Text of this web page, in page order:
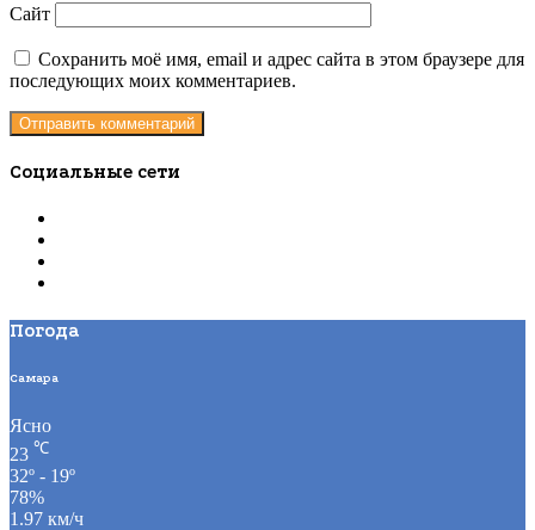
Сайт
Сохранить моё имя, email и адрес сайта в этом браузере для
последующих моих комментариев.
Социальные сети
Погода
Самара
Ясно
23 ℃
32º - 19º
78%
1.97 км/ч